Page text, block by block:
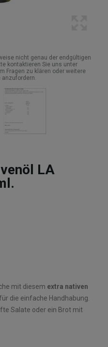
nicht genau der endgültigen
kontaktieren Sie uns unter
Fragen zu klären oder weitere
anzufordern.
LA
mit diesem extra nativen
die einfache Handhabung.
Salate oder ein Brot mit